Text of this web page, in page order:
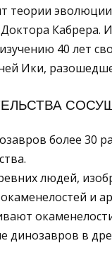
теории
Кабрера.
40 лет
Ики,
более 30
людей,
и
динозавров в